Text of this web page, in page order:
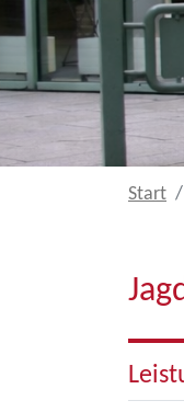
Start